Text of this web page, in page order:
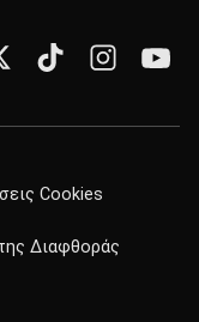
Cookies
Διαφθοράς